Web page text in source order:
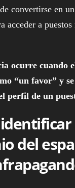
convertirse en
acceder a
ocurre cuando
“un favor” y
perfil de un
del